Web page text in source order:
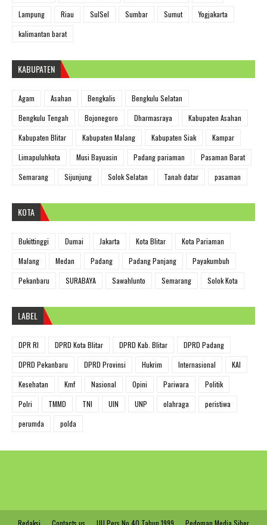
Lampung
Riau SulSel Sumbar Sumut
Yogjakarta
kalimantan barat
KABUPATEN
Agam Asahan Bengkalis
Bengkulu Selatan
Bengkulu Tengah
Bojonegoro Dharmasraya
Kabupaten Asahan
Kabupaten Blitar
Kabupaten Malang Kabupaten Siak
Kampar
Limapuluhkota
Musi Bayuasin Padang pariaman
Pasaman Barat
Semarang
Sijunjung Solok Selatan Tanah datar pasaman
KOTA
Bukittinggi Dumai Jakarta Kota Blitar
Kota Pariaman
Malang
Medan Padang Padang Panjang
Payakumbuh
Pekanbaru
SURABAYA Sawahlunto Semarang Solok Kota
LABEL
DPR RI DPRD Kota Blitar DPRD Kab. Blitar
DPRD Padang
DPRD Pekanbaru
DPRD Provinsi Hukrim Internasional
KAI
Kesehatan
Kmf Nasional Opini Pariwara
Politik
Polri
TMMD TNI UIN UNP olahraga
peristiwa
perumda
polda
Redaksi Contacts us UU Pers No 40 Tahun 1999 Pedoman Media Siber